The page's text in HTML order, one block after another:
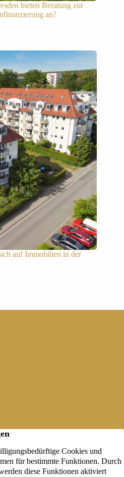
bieten Beratung zur
an?
auf Immobilien in der
Über uns